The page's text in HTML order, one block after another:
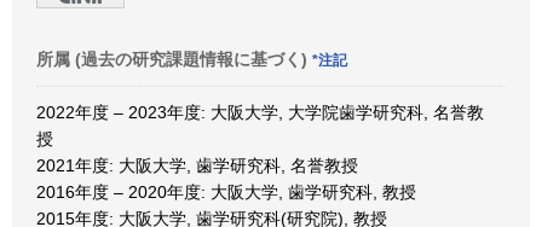
所属 (過去の研究課題情報に基づく) *注記
2022年度 – 2023年度: 大阪大学, 大学院歯学研究科, 名誉教
授
2021年度: 大阪大学, 歯学研究科, 名誉教授
2016年度 – 2020年度: 大阪大学, 歯学研究科, 教授
2015年度: 大阪大学, 歯学研究科(研究院), 教授